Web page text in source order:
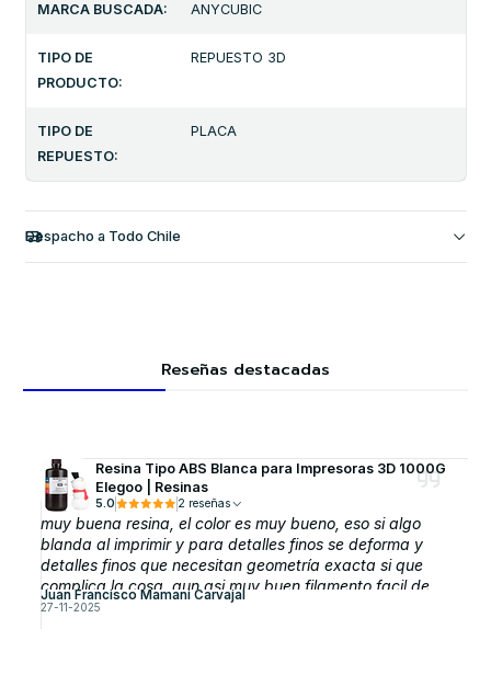
MARCA BUSCADA: ANYCUBIC
TIPO DE
PRODUCTO:
REPUESTO 3D
TIPO DE
REPUESTO:
PLACA
Despacho a Todo Chile
Reseñas destacadas
Resina Tipo ABS Blanca para Impresoras 3D 1000G
Elegoo | Resinas
5.0 2 reseñas
muy buena resina, el color es muy bueno, eso si algo
blanda al imprimir y para detalles finos se deforma y
detalles finos que necesitan geometría exacta si que
complica la cosa, aun asi muy buen filamento facil de
sacar y si cuesta sacar soporte basta con dejarla 3
horas en alcohol y listo
Juan Francisco Mamani Carvajal
27-11-2025